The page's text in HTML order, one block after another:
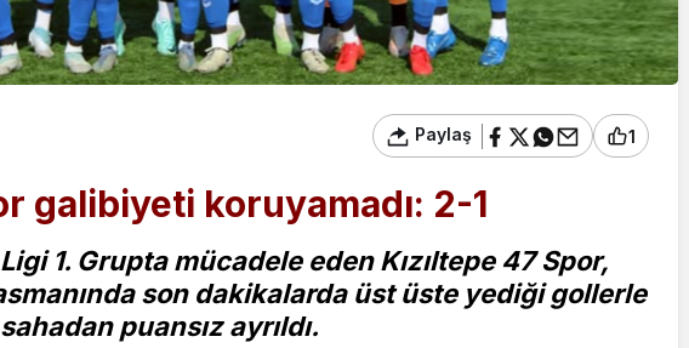
Paylaş 1
galibiyeti koruyamadı: 2-1
1. Grupta mücadele eden Kızıltepe 47 Spor,
son dakikalarda üst üste yediği gollerle
puansız ayrıldı.